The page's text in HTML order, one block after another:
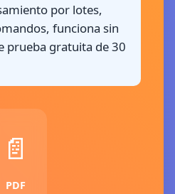
por lotes,
funciona sin
prueba gratuita de 30
📄
PDF